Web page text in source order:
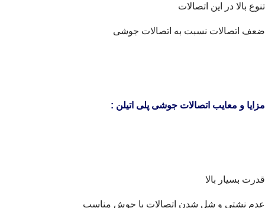
تنوع بالا در این اتصالات
ضعف اتصالات نسبت به اتصالات جوشی
مزایا و معایب اتصالات جوشی پلی اتیلن :
قدرت بسیار بالا
عدم نشتی و شل شدن اتصالات با جوش مناسب